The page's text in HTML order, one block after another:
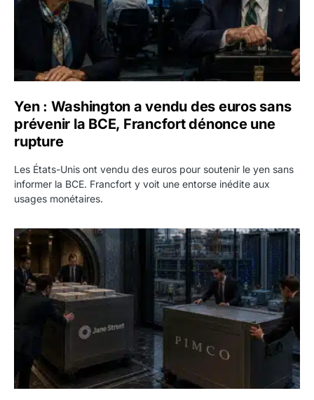
Yen : Washington a vendu des euros sans
prévenir la BCE, Francfort dénonce une
rupture
Les États-Unis ont vendu des euros pour soutenir le yen sans
informer la BCE. Francfort y voit une entorse inédite aux
usages monétaires.
Jane Street négocie le transfert de 11 milliards de